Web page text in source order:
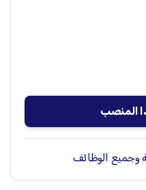
المنصب
الوظائف